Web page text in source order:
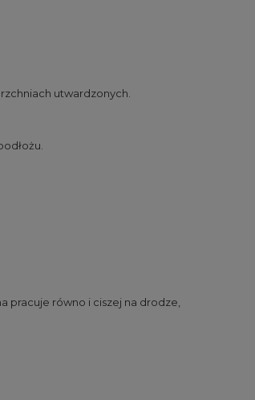
utwardzonych.
pracuje równo i ciszej na drodze,